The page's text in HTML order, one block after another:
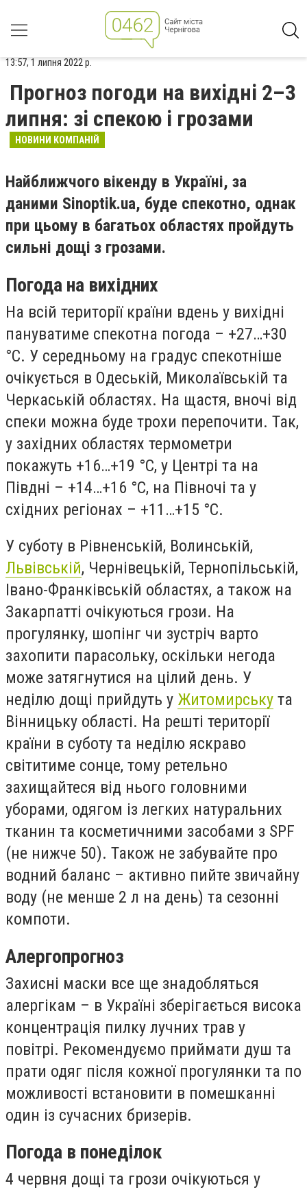
13:57, 1 липня 2022 р.
Прогноз погоди на вихідні 2–3
липня: зі спекою і грозами
НОВИНИ КОМПАНІЙ
Найближчого вікенду в Україні, за
даними Sinoptik.ua, буде спекотно, однак
при цьому в багатьох областях пройдуть
сильні дощі з грозами.
Погода на вихідних
На всій території країни вдень у вихідні
пануватиме спекотна погода – +27…+30
°С. У середньому на градус спекотніше
очікується в Одеській, Миколаївській та
Черкаській областях. На щастя, вночі від
спеки можна буде трохи перепочити. Так,
у західних областях термометри
покажуть +16…+19 °С, у Центрі та на
Півдні – +14…+16 °С, на Півночі та у
східних регіонах – +11…+15 °С.
У суботу в Рівненській, Волинській,
Львівській, Чернівецькій, Тернопільській,
Івано-Франківській областях, а також на
Закарпатті очікуються грози. На
прогулянку, шопінг чи зустріч варто
захопити парасольку, оскільки негода
може затягнутися на цілий день. У
неділю дощі прийдуть у Житомирську та
Вінницьку області. На решті території
країни в суботу та неділю яскраво
світитиме сонце, тому ретельно
захищайтеся від нього головними
уборами, одягом із легких натуральних
тканин та косметичними засобами з SPF
(не нижче 50). Також не забувайте про
водний баланс – активно пийте звичайну
воду (не менше 2 л на день) та сезонні
компоти.
Алергопрогноз
Захисні маски все ще знадобляться
алергікам – в Україні зберігається висока
концентрація пилку лучних трав у
повітрі. Рекомендуємо приймати душ та
прати одяг після кожної прогулянки та по
можливості встановити в помешканні
один із сучасних бризерів.
Погода в понеділок
4 червня дощі та грози очікуються у